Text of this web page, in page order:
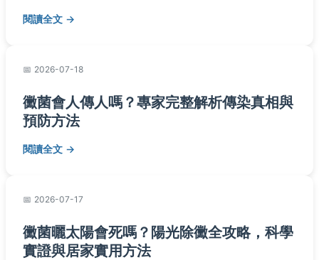
閱讀全文
2026-07-18
黴菌會人傳人嗎？專家完整解析傳染真相與
預防方法
閱讀全文
2026-07-17
黴菌曬太陽會死嗎？陽光除黴全攻略，科學
實證與居家實用方法